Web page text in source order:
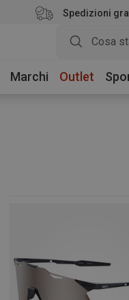
Spedizioni
Marchi Outlet